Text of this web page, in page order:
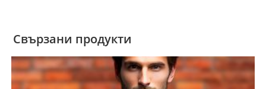
Свързани продукти